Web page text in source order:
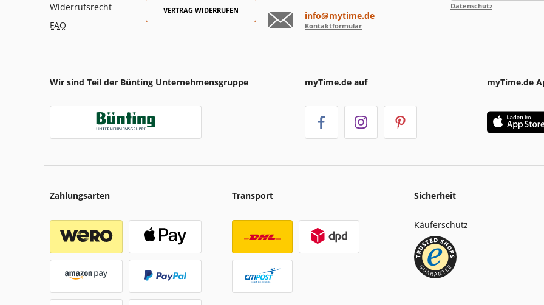
Widerrufsrecht
FAQ
VERTRAG WIDERRUFEN info@mytime.de
Kontaktformular
Datenschutz
Wir sind Teil der Bünting Unternehmensgruppe myTime.de auf myTime.de
Zahlungsarten Transport Sicherheit
Käuferschutz